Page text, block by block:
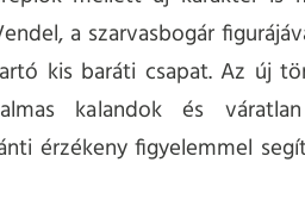
a szarvasbogár
kis baráti csapat. Az új
kalandok és
érzékeny figyelemmel